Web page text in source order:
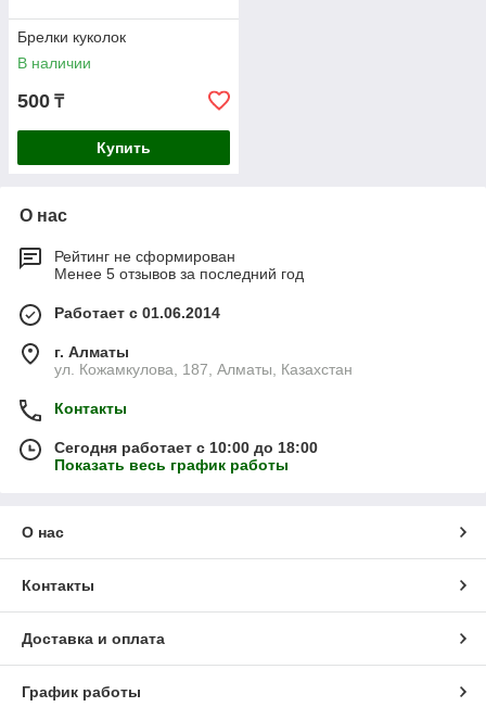
Брелки куколок
В наличии
500 ₸
Купить
О нас
Рейтинг не сформирован
Менее 5 отзывов за последний год
Работает с 01.06.2014
г. Алматы
ул. Кожамкулова, 187, Алматы, Казахстан
Контакты
Сегодня работает с 10:00 до 18:00
Показать весь график работы
О нас
Контакты
Доставка и оплата
График работы